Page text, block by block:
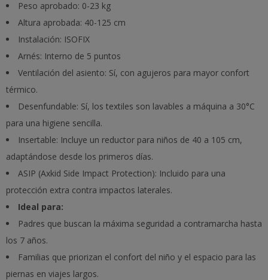
Peso aprobado: 0-23 kg
Altura aprobada: 40-125 cm
Instalación: ISOFIX
Arnés: Interno de 5 puntos
Ventilación del asiento: Sí, con agujeros para mayor confort
térmico.
Desenfundable: Sí, los textiles son lavables a máquina a 30°C
para una higiene sencilla.
Insertable: Incluye un reductor para niños de 40 a 105 cm,
adaptándose desde los primeros días.
ASIP (Axkid Side Impact Protection): Incluido para una
protección extra contra impactos laterales.
Ideal para:
Padres que buscan la máxima seguridad a contramarcha hasta
los 7 años.
Familias que priorizan el confort del niño y el espacio para las
piernas en viajes largos.